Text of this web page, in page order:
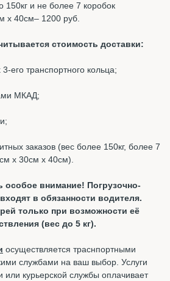
150кг и не более 7 коробок
х 40см– 1200 руб.
стоимость доставки:
его транспортного кольца;
МКАД;
заказов (вес более 150кг, более 7
х 30см х 40см).
особое внимание! Погрузочно-
в обязанности водителя.
только при возможности её
(вес до 5 кг).
осуществляется траснпортными
службами на ваш выбор. Услуги
или курьерской службы оплачивает